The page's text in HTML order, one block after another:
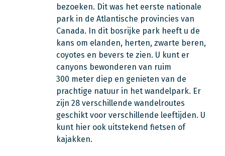
bezoeken. Dit was het eerste nationale
park in de Atlantische provincies van
Canada. In dit bosrijke park heeft u de
kans om elanden, herten, zwarte beren,
coyotes en bevers te zien. U kunt er
canyons bewonderen van ruim
300 meter diep en genieten van de
prachtige natuur in het wandelpark. Er
zijn 28 verschillende wandelroutes
geschikt voor verschillende leeftijden. U
kunt hier ook uitstekend fietsen of
kajakken.